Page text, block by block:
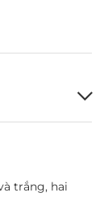
trắng, hai